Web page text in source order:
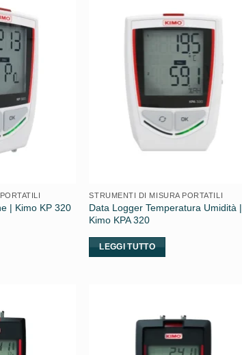
| Kimo KP 320
STRUMENTI DI MISURA PORTATILI
Data Logger Temperatura Umidità |
Kimo KPA 320
LEGGI TUTTO